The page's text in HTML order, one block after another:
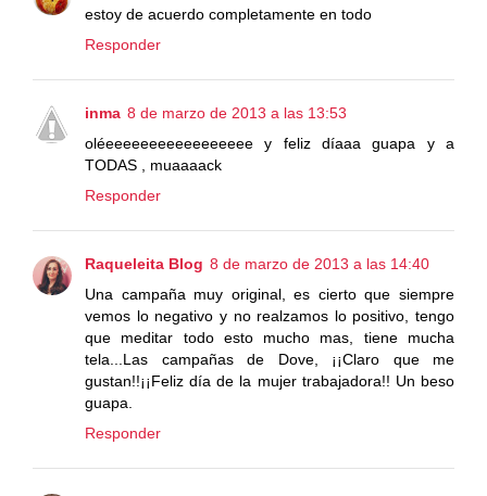
estoy de acuerdo completamente en todo
Responder
inma 8 de marzo de 2013 a las 13:53
oléeeeeeeeeeeeeeeeee y feliz díaaa guapa y a
TODAS , muaaaack
Responder
Raqueleita Blog 8 de marzo de 2013 a las 14:40
Una campaña muy original, es cierto que siempre
vemos lo negativo y no realzamos lo positivo, tengo
que meditar todo esto mucho mas, tiene mucha
tela...Las campañas de Dove, ¡¡Claro que me
gustan!!¡¡Feliz día de la mujer trabajadora!! Un beso
guapa.
Responder